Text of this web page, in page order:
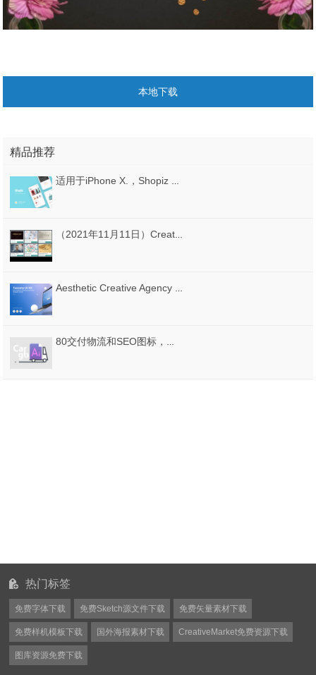
本地下载
精品推荐
热门标签
免费字体下载 免费Sketch源文件下载 免费矢量素材下载
免费样机模板下载 国外海报素材下载 CreativeMarket免费资源下载
图库资源免费下载